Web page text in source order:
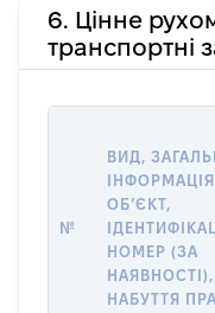
6. Цінне
транспортні
№
ВИД,
ОБʼЄКТ,
НОМЕР (ЗА
НАБУТТЯ